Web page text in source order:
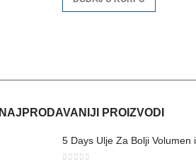
NAJPRODAVANIJI PROIZVODI